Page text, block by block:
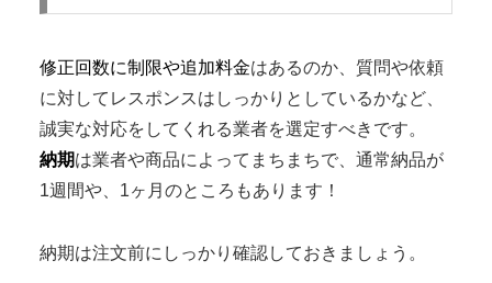
修正回数に制限や追加料金はあるのか、質問や依頼
に対してレスポンスはしっかりとしているかなど、
誠実な対応をしてくれる業者を選定すべきです。
納期は業者や商品によってまちまちで、通常納品が
1週間や、1ヶ月のところもあります！
納期は注文前にしっかり確認しておきましょう。